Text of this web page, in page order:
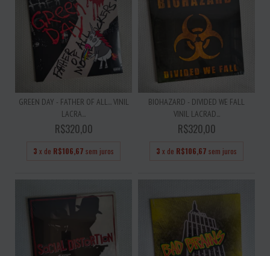
GREEN DAY - FATHER OF ALL... VINIL
LACRA...
R$320,00
3 x de R$106,67 sem juros
BIOHAZARD - DIVIDED WE FALL
VINIL LACRAD...
R$320,00
3 x de R$106,67 sem juros